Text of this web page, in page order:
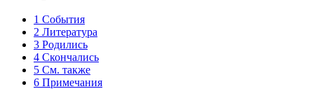
1 События
2 Литература
3 Родились
4 Скончались
5 См. также
6 Примечания